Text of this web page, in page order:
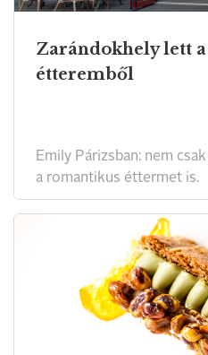
Zarándokhely lett
étteremből
Emily Párizsban: nem
a romantikus éttermet is.